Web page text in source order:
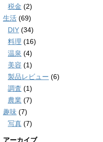
税金 (2)
生活 (69)
DIY (34)
料理 (16)
温泉 (4)
美容 (1)
製品レビュー (6)
調査 (1)
農業 (7)
趣味 (7)
写真 (7)
アーカイブ